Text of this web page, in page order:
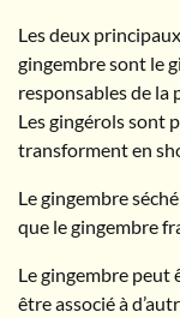
Les deux
gingembre sont le
responsables de la
Les gingérols sont
transforment en
Le gingembre
que le gingembre
Le gingembre peut
être associé à